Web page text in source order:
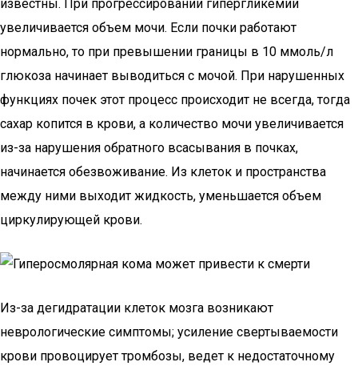
известны. При прогрессировании гипергликемии
увеличивается объем мочи. Если почки работают
нормально, то при превышении границы в 10 ммоль/л
глюкоза начинает выводиться с мочой. При нарушенных
функциях почек этот процесс происходит не всегда, тогда
сахар копится в крови, а количество мочи увеличивается
из-за нарушения обратного всасывания в почках,
начинается обезвоживание. Из клеток и пространства
между ними выходит жидкость, уменьшается объем
циркулирующей крови.
Из-за дегидратации клеток мозга возникают
неврологические симптомы; усиление свертываемости
крови провоцирует тромбозы, ведет к недостаточному